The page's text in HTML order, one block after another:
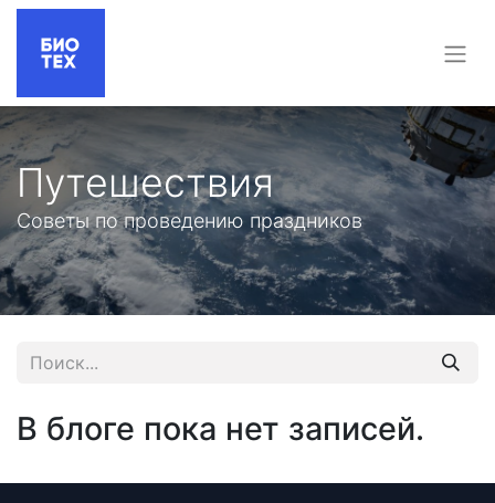
Путешествия
Советы по проведению праздников
В блоге пока нет записей.